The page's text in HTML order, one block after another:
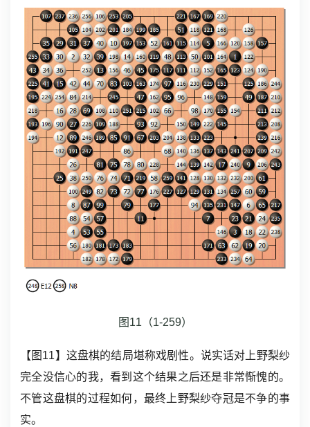
图11（1-259）
【图11】这盘棋的结局堪称戏剧性。说实话对上野梨纱
完全没信心的我，看到这个结果之后还是非常惭愧的。
不管这盘棋的过程如何，最终上野梨纱夺冠是不争的事
实。